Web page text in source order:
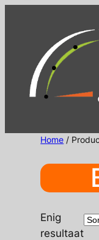
Home /
Enig
resultaat